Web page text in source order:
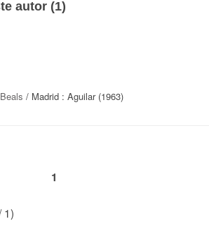
autor (1)
/ Madrid : Aguilar (1963)
1
1)